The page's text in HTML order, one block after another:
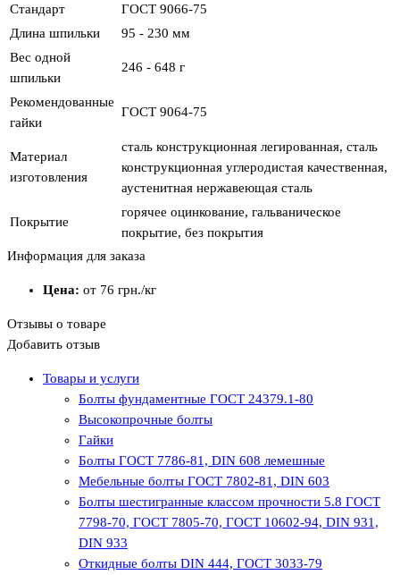
Стандарт
ГОСТ 9066-75
Длина шпильки
95 - 230 мм
Вес одной
шпильки
246 - 648 г
Рекомендованные
гайки
ГОСТ 9064-75
Материал
изготовления
сталь конструкционная легированная, сталь
конструкционная углеродистая качественная,
аустенитная нержавеющая сталь
Покрытие
горячее оцинкование, гальваническое
покрытие, без покрытия
Информация для заказа
Цена: от 76 грн./кг
Отзывы о товаре
Добавить отзыв
Товары и услуги
Болты фундаментные ГОСТ 24379.1-80
Высокопрочные болты
Гайки
Болты ГОСТ 7786-81, DIN 608 лемешные
Мебельные болты ГОСТ 7802-81, DIN 603
Болты шестигранные классом прочности 5.8 ГОСТ
7798-70, ГОСТ 7805-70, ГОСТ 10602-94, DIN 931,
DIN 933
Откидные болты DIN 444, ГОСТ 3033-79